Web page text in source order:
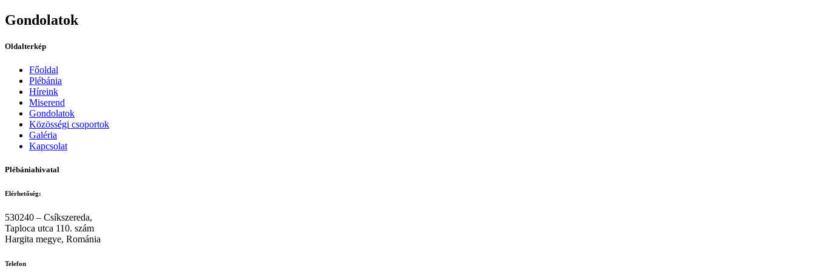
Gondolatok
Oldalterkép
Főoldal
Plébánia
Híreink
Miserend
Gondolatok
Közösségi csoportok
Galéria
Kapcsolat
Plébániahivatal
Elérhetőség:
530240 – Csíkszereda,
Taploca utca 110. szám
Hargita megye, Románia
Telefon